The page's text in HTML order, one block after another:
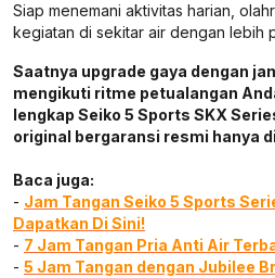
Siap menemani aktivitas harian,
kegiatan di sekitar air dengan lebih
Saatnya upgrade gaya dengan
mengikuti ritme petualangan
lengkap Seiko 5 Sports SKX
original bergaransi resmi hanya
Baca juga:
- Jam Tangan Seiko 5 Sports
Dapatkan Di Sini!
- 7 Jam Tangan Pria Anti Air
- 5 Jam Tangan dengan Jubilee